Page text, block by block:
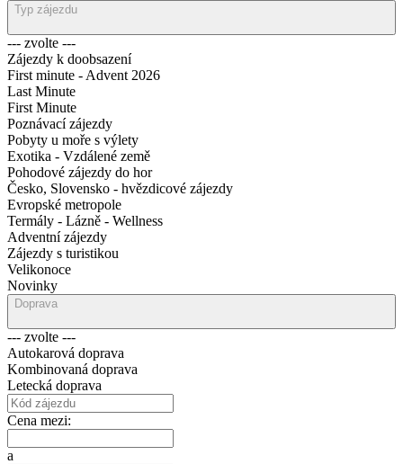
Typ zájezdu
--- zvolte ---
Zájezdy k doobsazení
First minute - Advent 2026
Last Minute
First Minute
Poznávací zájezdy
Pobyty u moře s výlety
Exotika - Vzdálené země
Pohodové zájezdy do hor
Česko, Slovensko - hvězdicové zájezdy
Evropské metropole
Termály - Lázně - Wellness
Adventní zájezdy
Zájezdy s turistikou
Velikonoce
Novinky
Doprava
--- zvolte ---
Autokarová doprava
Kombinovaná doprava
Letecká doprava
Cena mezi:
a